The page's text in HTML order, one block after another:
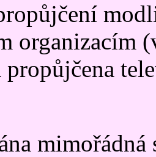
organizacím
propůjčena
mimořádná